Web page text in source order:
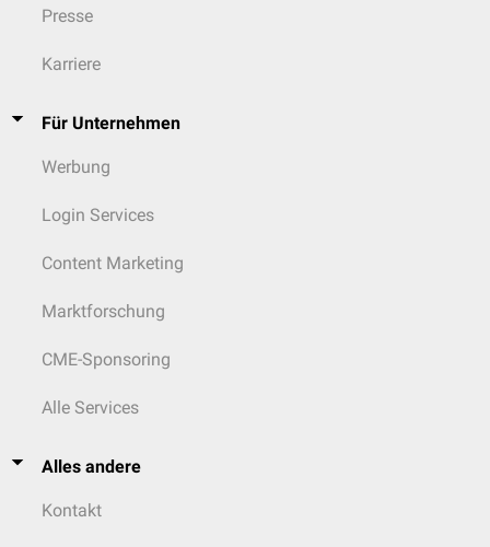
Presse
Karriere
Für Unternehmen
Werbung
Login Services
Content Marketing
Marktforschung
CME-Sponsoring
Alle Services
Alles andere
Kontakt